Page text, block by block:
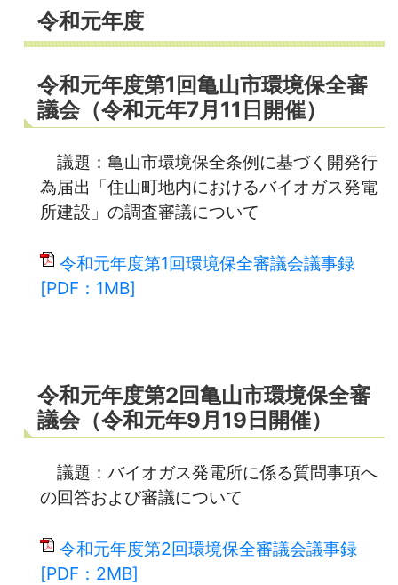
令和元年度
令和元年度第1回亀山市環境保全審
議会（令和元年7月11日開催）
議題：亀山市環境保全条例に基づく開発行
為届出「住山町地内におけるバイオガス発電
所建設」の調査審議について
令和元年度第1回環境保全審議会議事録
[PDF：1MB]
令和元年度第2回亀山市環境保全審
議会（令和元年9月19日開催）
議題：バイオガス発電所に係る質問事項へ
の回答および審議について
令和元年度第2回環境保全審議会議事録
[PDF：2MB]